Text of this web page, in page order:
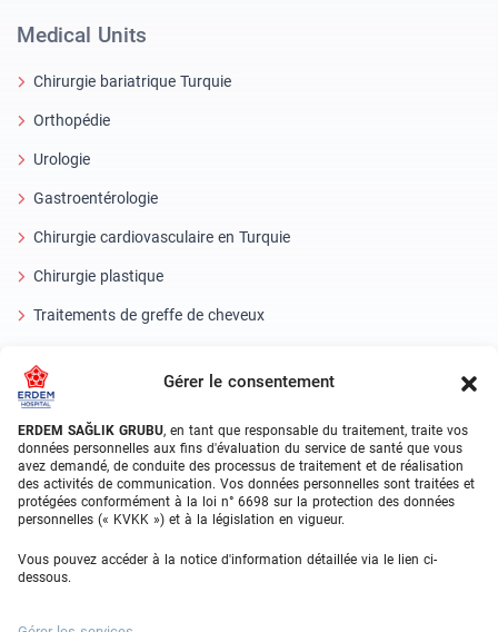
Gérer le consentement
ERDEM SAĞLIK GRUBU, en tant que responsable du traitement, traite vos
données personnelles aux fins d'évaluation du service de santé que vous
avez demandé, de conduite des processus de traitement et de réalisation
des activités de communication. Vos données personnelles sont traitées et
protégées conformément à la loi n° 6698 sur la protection des données
personnelles (« KVKK ») et à la législation en vigueur.
Vous pouvez accéder à la notice d'information détaillée via le lien ci-
dessous.
Medical Units
Chirurgie bariatrique Turquie
Orthopédie
Urologie
Gastroentérologie
Chirurgie cardiovasculaire en Turquie
Chirurgie plastique
Traitements de greffe de cheveux
Oeil laser
About Erdem
À propos de nous
Unités médicales
Équipe médicale